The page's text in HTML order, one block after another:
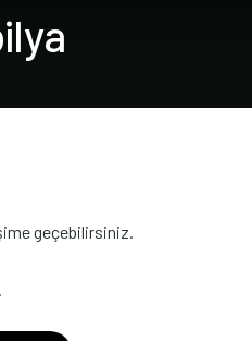
ilya
geçebilirsiniz.